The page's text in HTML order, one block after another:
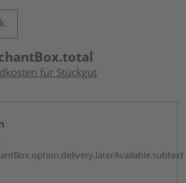
für Stückgut